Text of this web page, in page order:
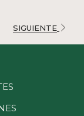
liderados
parte de su
SIGUIENTE